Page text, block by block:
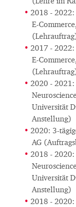
2018 - 2022:
E-
2017 - 2022:
E-
2020 - 2021:
Universität
Anstellung)
2020: 3-
AG
2018 - 2020:
Universität
Anstellung)
2018 - 2020: